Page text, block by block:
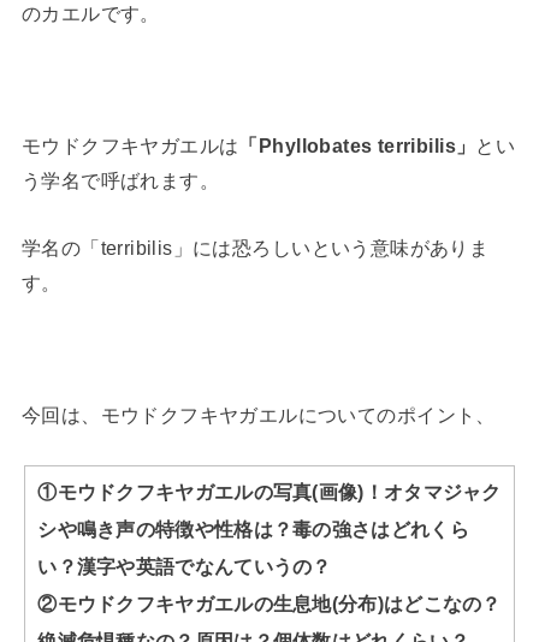
のカエルです。
モウドクフキヤガエルは 「Phyllobates terribilis」 とい
う学名で呼ばれます。
学名の「terribilis」には恐ろしいという意味がありま
す。
今回は、モウドクフキヤガエルについてのポイント、
①モウドクフキヤガエルの写真(画像)！オタマジャク
シや鳴き声の特徴や性格は？毒の強さはどれくら
い？漢字や英語でなんていうの？
②モウドクフキヤガエルの生息地(分布)はどこなの？